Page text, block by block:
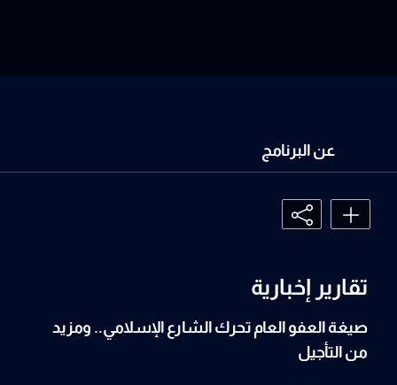
عن البرنامج
تقارير إخبارية
صيغة العفو العام تحرك الشارع الإسلامي.. ومزيد
من التأجيل